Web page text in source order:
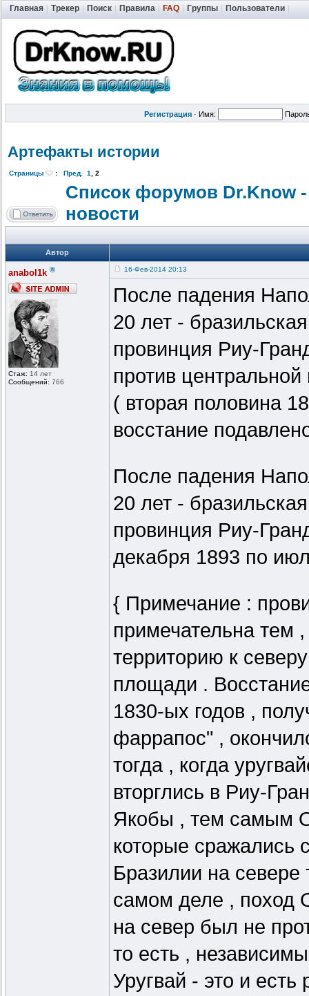
Главная Трекер Поиск Правила FAQ Группы Пользователи
Регистрация · Имя:
Артефакты истории
Страницы : Пред. 1, 2
Список форумов Dr.Know
новости
Автор
anabol1k ®
Стаж: 14 лет
Сообщений: 766
16-Фев-2014 20:13
После падения
20 лет - бразильская
провинция Риу-
против центральной
( вторая половина
восстание
После падения
20 лет - бразильская
провинция Риу-
декабря 1893 по
{ Примечание :
примечательна тем
территорию к
площади .
1830-ых годов ,
фаррапос" ,
тогда , когда
вторглись в Риу-
Якобы , тем самым
которые сражались
Бразилии на
самом деле , поход
на север был не
то есть ,
Уругвай - это и есть